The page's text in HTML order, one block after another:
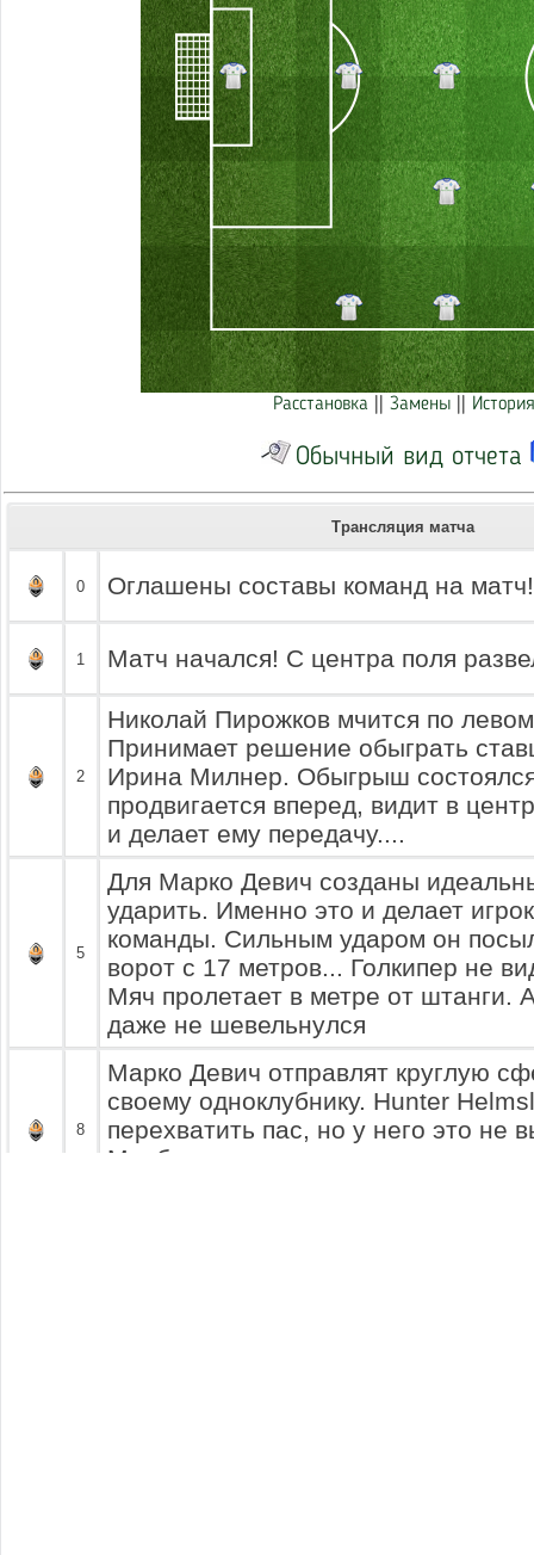
Расстановка Замены
Обычный вид отчета
Трансляция матча
0 Оглашены составы команд на матч!
1 Матч начался! С центра поля
2
Николай Пирожков мчится по
Принимает решение обыграть
Ирина Милнер. Обыгрыш
продвигается вперед, видит в
и делает ему передачу....
5
Для Марко Девич созданы
ударить. Именно это и делает
команды. Сильным ударом он
ворот с 17 метров... Голкипер не
Мяч пролетает в метре от штанги.
даже не шевельнулся
8
Марко Девич отправлят круглую
своему одноклубнику. Hunter
перехватить пас, но у него это не
Мисбахов мягко остановив мяч